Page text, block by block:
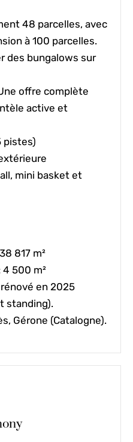
48 parcelles, avec
à 100 parcelles.
des bungalows sur
offre complète
active et
pistes)
mini basket et
38 817 m²
4 500 m²
en 2025
standing).
Gérone (Catalogne).